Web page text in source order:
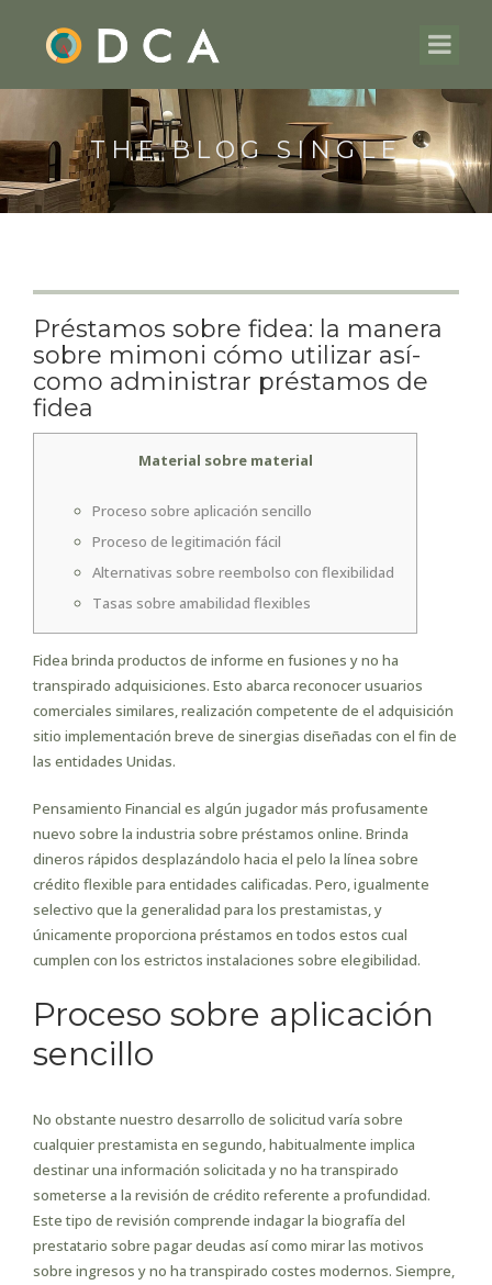
THE BLOG SINGLE
Préstamos sobre fidea: la manera
sobre mimoni cómo utilizar así­
como administrar préstamos de
fidea
Material sobre material
Proceso sobre aplicación sencillo
Proceso de legitimación fácil
Alternativas sobre reembolso con flexibilidad
Tasas sobre amabilidad flexibles
Fidea brinda productos de informe en fusiones y no ha
transpirado adquisiciones. Esto abarca reconocer usuarios
comerciales similares, realización competente de el adquisición
sitio implementación breve de sinergias diseñadas con el fin de
las entidades Unidas.
Pensamiento Financial es algún jugador más profusamente
nuevo sobre la industria sobre préstamos online. Brinda
dineros rápidos desplazándolo hacia el pelo la línea sobre
crédito flexible para entidades calificadas. Pero, igualmente
selectivo que la generalidad para los prestamistas, y
únicamente proporciona préstamos en todos estos cual
cumplen con los estrictos instalaciones sobre elegibilidad.
Proceso sobre aplicación
sencillo
No obstante nuestro desarrollo de solicitud varía sobre
cualquier prestamista en segundo, habitualmente implica
destinar una información solicitada y no ha transpirado
someterse a la revisión de crédito referente a profundidad.
Este tipo de revisión comprende indagar la biografía del
prestatario sobre pagar deudas así­ como mirar las motivos
sobre ingresos y no ha transpirado costes modernos. Siempre,